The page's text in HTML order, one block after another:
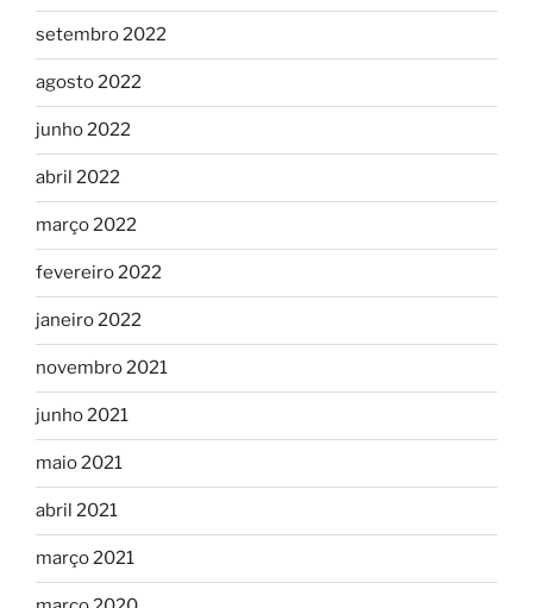
setembro 2022
agosto 2022
junho 2022
abril 2022
março 2022
fevereiro 2022
janeiro 2022
novembro 2021
junho 2021
maio 2021
abril 2021
março 2021